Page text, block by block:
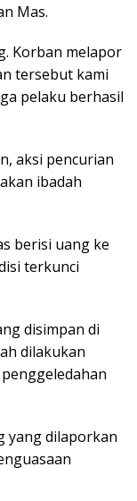
Mas.
Korban melapor
tersebut kami
pelaku berhasil
aksi pencurian
ibadah
berisi uang ke
terkunci
disimpan di
dilakukan
yang dilaporkan